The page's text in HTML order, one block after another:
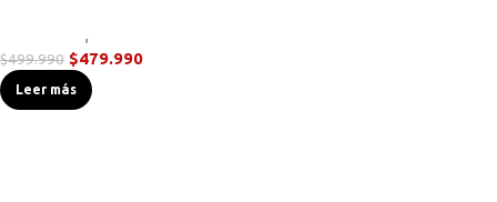
,
$499.990 $479.990
Leer más